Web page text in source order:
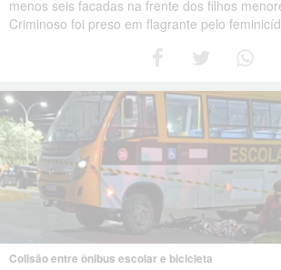
menos seis facadas na frente dos filhos
Criminoso foi preso em flagrante pelo
Colisão entre ônibus escolar e bicicleta